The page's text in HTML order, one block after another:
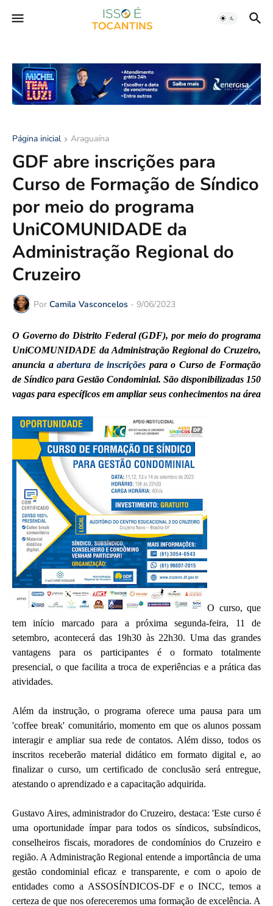
Página inicial Araguaína
GDF abre inscrições para
Curso de Formação de Síndico
por meio do programa
UniCOMUNIDADE da
Administração Regional do
Cruzeiro
Por Camila Vasconcelos - 9/06/2023
O Governo do Distrito Federal (GDF), por meio do programa
UniCOMUNIDADE da Administração Regional do Cruzeiro,
anuncia aabertura de inscrições para o Curso de Formação
de Síndico para Gestão Condominial. São disponibilizadas 150
vagas para específicos em ampliar seus conhecimentos na área
O curso, que
tem início marcado para a próxima segunda-feira, 11 de
setembro, acontecerá das 19h30 às 22h30. Uma das grandes
vantagens para os participantes é o formato totalmente
presencial, o que facilita a troca de experiências e a prática das
atividades.
Além da instrução, o programa oferece uma pausa para um
'coffee break' comunitário, momento em que os alunos possam
interagir e ampliar sua rede de contatos. Além disso, todos os
inscritos receberão material didático em formato digital e, ao
finalizar o curso, um certificado de conclusão será entregue,
atestando o aprendizado e a capacitação adquirida.
Gustavo Aires, administrador do Cruzeiro, destaca: 'Este curso é
uma oportunidade ímpar para todos os síndicos, subsíndicos,
conselheiros fiscais, moradores de condomínios do Cruzeiro e
região. A Administração Regional entende a importância de uma
gestão condominial eficaz e transparente, e com o apoio de
entidades como a ASSOSÍNDICOS-DF e o INCC, temos a
certeza de que nos ofereceremos uma formação de excelência. A